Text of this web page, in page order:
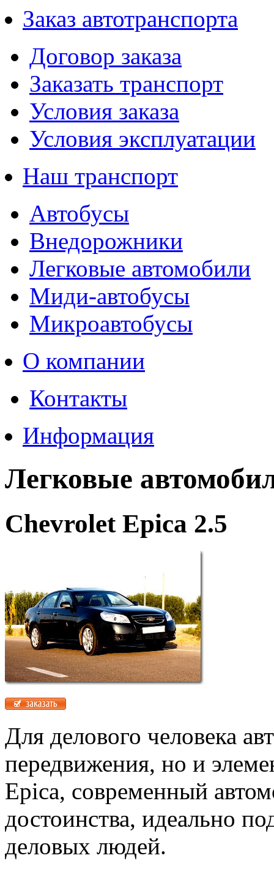
Заказ автотранспорта
Договор заказа
Заказать транспорт
Условия заказа
Условия эксплуатации
Наш транспорт
Автобусы
Внедорожники
Легковые автомобили
Миди-автобусы
Микроавтобусы
О компании
Контакты
Информация
Легковые
Chevrolet Epica 2.5
Для делового человека
передвижения, но и
Epica, современный
достоинства, идеально
деловых людей.